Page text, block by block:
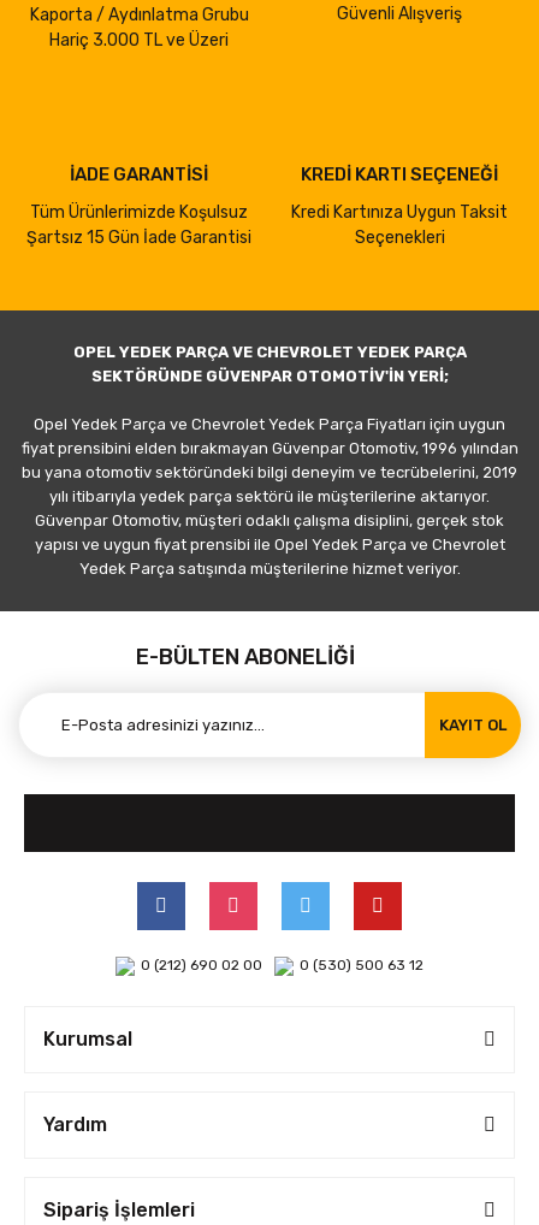
Kaporta / Aydınlatma Grubu
Hariç 3.000 TL ve Üzeri
Güvenli Alışveriş
İADE GARANTİSİ
Tüm Ürünlerimizde Koşulsuz
Şartsız 15 Gün İade Garantisi
KREDİ KARTI SEÇENEĞİ
Kredi Kartınıza Uygun Taksit
Seçenekleri
OPEL YEDEK PARÇA VE CHEVROLET YEDEK PARÇA
SEKTÖRÜNDE GÜVENPAR OTOMOTİV'İN YERİ;
Opel Yedek Parça ve Chevrolet Yedek Parça Fiyatları için uygun
fiyat prensibini elden bırakmayan Güvenpar Otomotiv, 1996 yılından
bu yana otomotiv sektöründeki bilgi deneyim ve tecrübelerini, 2019
yılı itibarıyla yedek parça sektörü ile müşterilerine aktarıyor.
Güvenpar Otomotiv, müşteri odaklı çalışma disiplini, gerçek stok
yapısı ve uygun fiyat prensibi ile Opel Yedek Parça ve Chevrolet
Yedek Parça satışında müşterilerine hizmet veriyor.
E-BÜLTEN ABONELİĞİ
KAYIT OL
0 (212) 690 02 00 0 (530) 500 63 12
Kurumsal
Yardım
Sipariş İşlemleri